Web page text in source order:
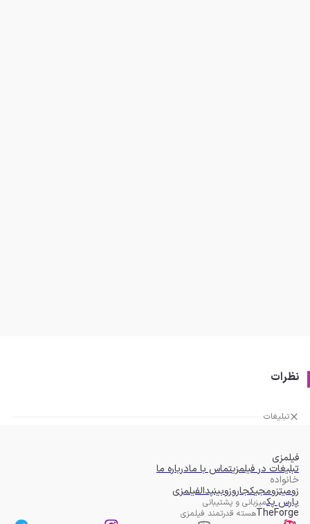
نظرات
تبلیغات
فیلمزی
تبلیغات در فیلمزیتماس با مادرباره ما
خانواده
زومیتزومجیکجاروزوبینپدالفیلمزی
پارس پکمیزبانی و پشتیبانی
TheForgeهسته قدرتمند فیلمزی